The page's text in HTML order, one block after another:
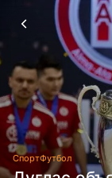
СпортФутбол